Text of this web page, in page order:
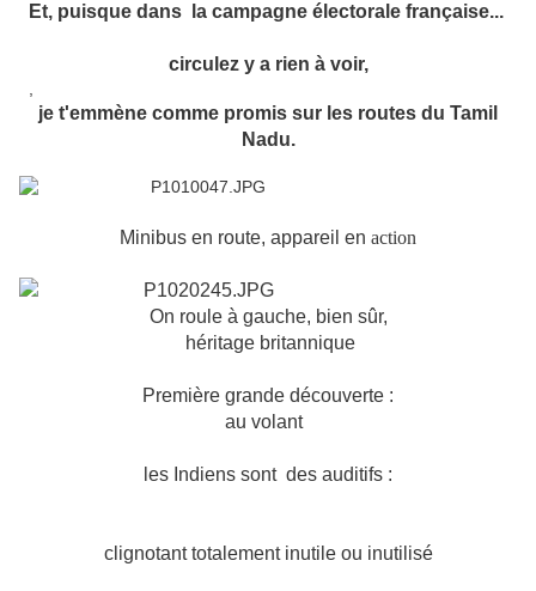
Et, puisque dans la campagne électorale française...
circulez y a rien à voir,
je t'emmène comme promis sur les routes du Tamil
Nadu.
Minibus en route, appareil en action
On roule à gauche, bien sûr,
héritage britannique
Première grande découverte :
au volant
les Indiens sont des auditifs :
clignotant totalement inutile ou inutilisé